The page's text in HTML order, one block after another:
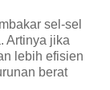
sel-sel
Artinya jika
lebih efisien
berat